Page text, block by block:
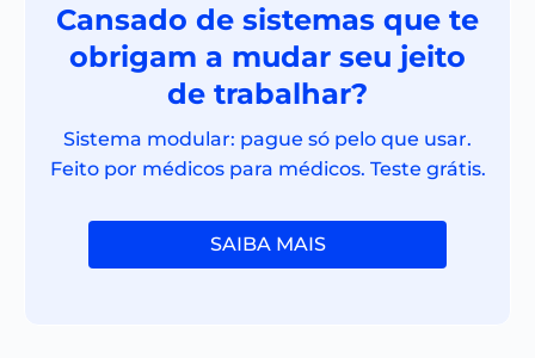
Cansado de sistemas que te
obrigam a mudar seu jeito
de trabalhar?
Sistema modular: pague só pelo que usar.
Feito por médicos para médicos. Teste grátis.
SAIBA MAIS